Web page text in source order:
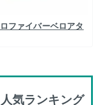
ファイバーベロアタ
気ランキング